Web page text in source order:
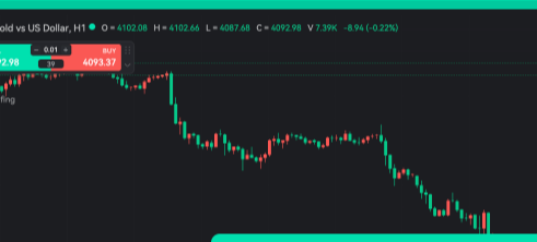
历史价格图表